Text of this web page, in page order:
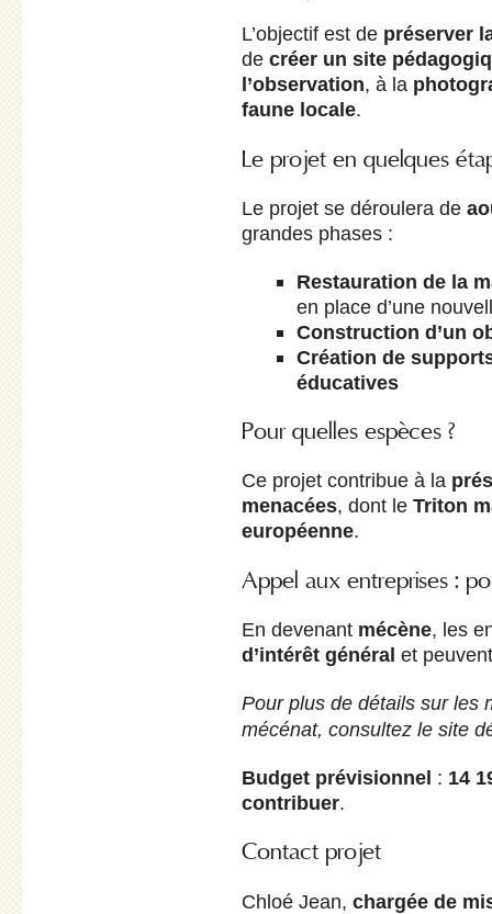
L’objectif est de préserver
de créer un site
l’observation, à la
faune locale.
Le projet en quelques
Le projet se déroulera de
grandes phases :
Restauration de la
en place d’une
Construction d’un
Création de
éducatives
Pour quelles espèces ?
Ce projet contribue à la
menacées, dont le Triton
européenne.
Appel aux entreprises :
En devenant mécène, les
d’intérêt général et
Pour plus de détails sur les
mécénat, consultez le site
Budget prévisionnel : 14
contribuer.
Contact projet
Chloé Jean, chargée de